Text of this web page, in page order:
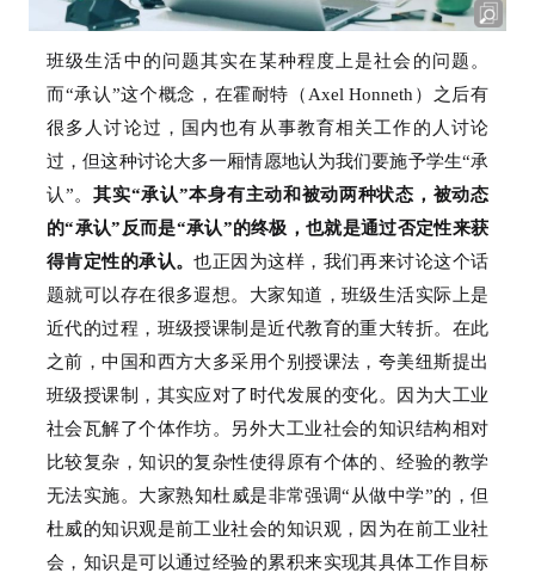
班级生活中的问题其实在某种程度上是社会的问题。
而“承认”这个概念，在霍耐特（Axel Honneth）之后有
很多人讨论过，国内也有从事教育相关工作的人讨论
过，但这种讨论大多一厢情愿地认为我们要施予学生“承
认”。其实“承认”本身有主动和被动两种状态，被动态
的“承认”反而是“承认”的终极，也就是通过否定性来获
得肯定性的承认。也正因为这样，我们再来讨论这个话
题就可以存在很多遐想。 大家知道，班级生活实际上是
近代的过程，班级授课制是近代教育的重大转折。 在此
之前，中国和西方大多采用个别授课法，夸美纽斯提出
班级授课制，其实应对了时代发展的变化。
因为大工业
社会瓦解了个体作坊。
另外大工业社会的知识结构相对
比较复杂，知识的复杂性使得原有个体的、经验的教学
无法实施。 大家熟知杜威是非常强调“从做中学”的，但
杜威的知识观是前工业社会的知识观，因为在前工业社
会，知识是可以通过经验的累积来实现其具体工作目标